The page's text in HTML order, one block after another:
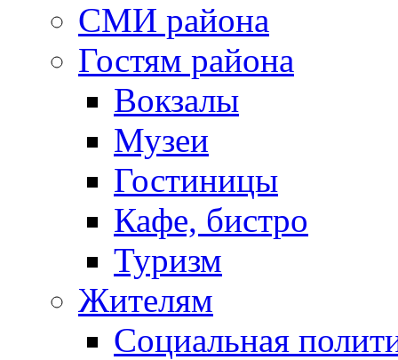
СМИ района
Гостям района
Вокзалы
Музеи
Гостиницы
Кафе, бистро
Туризм
Жителям
Социальная